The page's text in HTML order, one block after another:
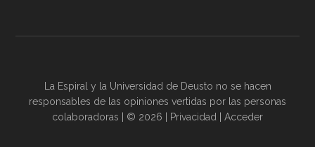
La Espiral y la Universidad de Deusto no se hacen
responsables de las opiniones vertidas por las personas
colaboradoras | © 2026 | Privacidad Acceder